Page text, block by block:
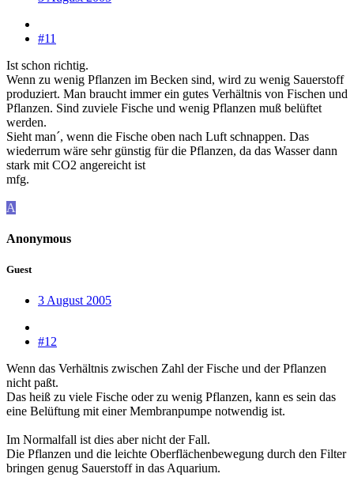
#11
Ist schon richtig.
Wenn zu wenig Pflanzen im Becken sind, wird zu wenig Sauerstoff
produziert. Man braucht immer ein gutes Verhältnis von Fischen und
Pflanzen. Sind zuviele Fische und wenig Pflanzen muß belüftet
werden.
Sieht man´, wenn die Fische oben nach Luft schnappen. Das
wiederrum wäre sehr günstig für die Pflanzen, da das Wasser dann
stark mit CO2 angereicht ist
mfg.
A
Anonymous
Guest
3 August 2005
#12
Wenn das Verhältnis zwischen Zahl der Fische und der Pflanzen
nicht paßt.
Das heiß zu viele Fische oder zu wenig Pflanzen, kann es sein das
eine Belüftung mit einer Membranpumpe notwendig ist.
Im Normalfall ist dies aber nicht der Fall.
Die Pflanzen und die leichte Oberflächenbewegung durch den Filter
bringen genug Sauerstoff in das Aquarium.